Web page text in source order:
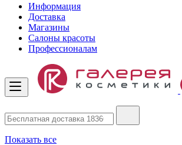
Информация
Доставка
Магазины
Салоны красоты
Профессионалам
Показать все